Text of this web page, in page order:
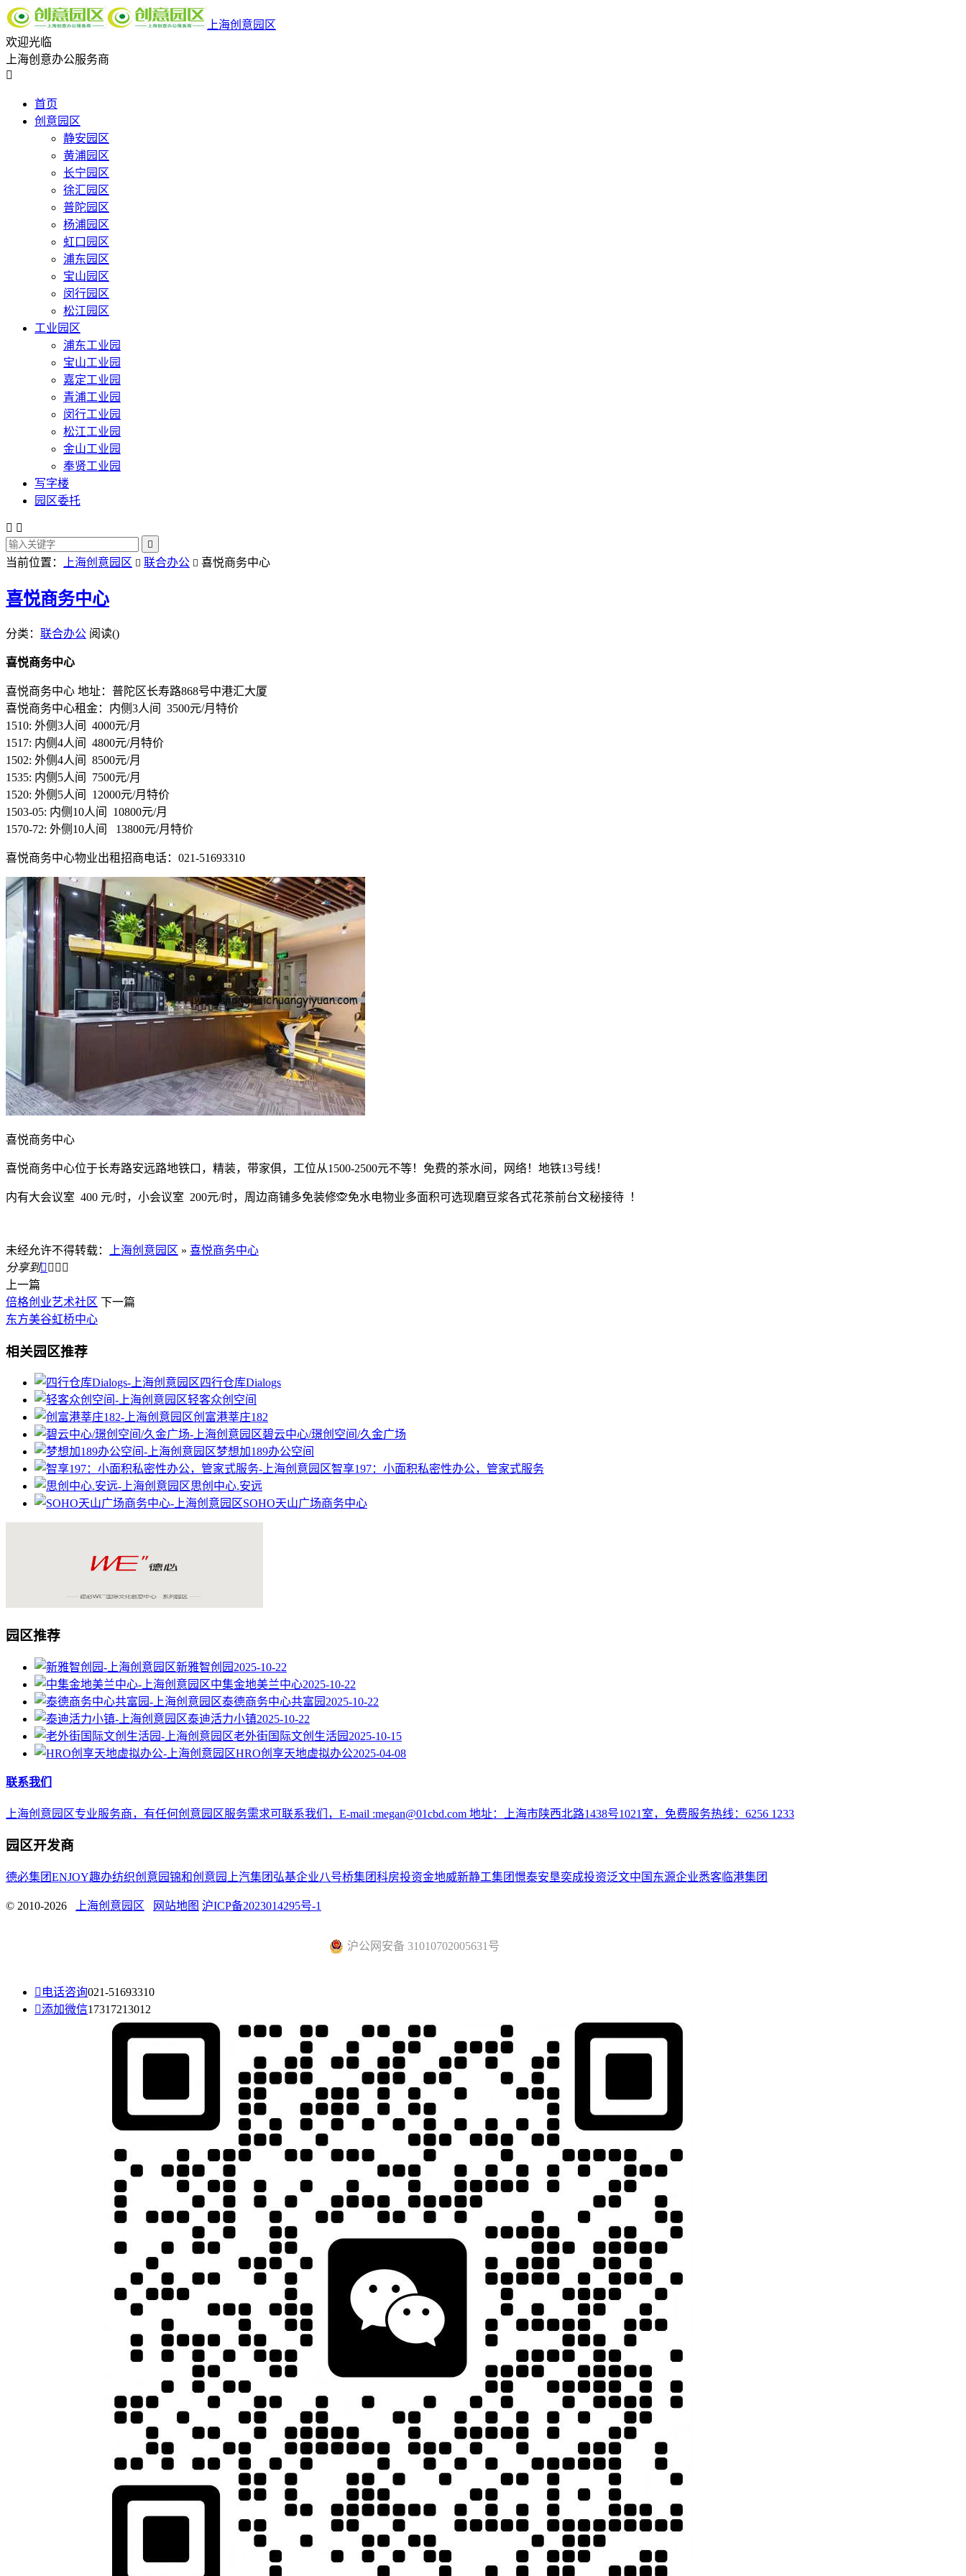
上海创意园区
欢迎光临
上海创意办公服务商

首页
创意园区
静安园区
黄浦园区
长宁园区
徐汇园区
普陀园区
杨浦园区
虹口园区
浦东园区
宝山园区
闵行园区
松江园区
工业园区
浦东工业园
宝山工业园
嘉定工业园
青浦工业园
闵行工业园
松江工业园
金山工业园
奉贤工业园
写字楼
园区委托
 

当前位置： 上海创意园区  联合办公  喜悦商务中心
喜悦商务中心
分类： 联合办公 阅读()
喜悦商务中心
喜悦商务中心 地址：普陀区长寿路868号中港汇大厦
喜悦商务中心租金：内侧3人间 3500元/月️特价
1510: 外侧3人间 4000元/月
1517: 内侧4人间 4800元/月️特价
1502: 外侧4人间 8500元/月
1535: 内侧5人间 7500元/月
1520: 外侧5人间 12000元/月️特价
1503-05: 内侧10人间 10800元/月
1570-72: 外侧10人间 13800元/月️特价
喜悦商务中心物业出租招商电话：021-51693310
喜悦商务中心
喜悦商务中心位于长寿路安远路地铁口，精装，带家俱，工位从1500-2500元不等！免费的茶水间，网络！地铁13号线！
内有大会议室 400 元/时，小会议室 200元/时，周边商铺多️免装修🙊免水电物业多面积可选现磨豆浆各式花茶前台文秘接待 ！
未经允许不得转载： 上海创意园区 » 喜悦商务中心
分享到   
上一篇
倍格创业艺术社区 下一篇
东方美谷虹桥中心
相关园区推荐
四行仓库Dialogs
轻客众创空间
创富港莘庄182
碧云中心/璟创空间/久金广场
梦想加189办公空间
智享197：小面积私密性办公，管家式服务
思创中心.安远
SOHO天山广场商务中心
园区推荐
新雅智创园 2025-10-22
中集金地美兰中心2025-10-22
泰德商务中心共富园 2025-10-22
泰迪活力小镇2025-10-22
老外街国际文创生活园 2025-10-15
HRO创享天地虚拟办公2025-04-08
联系我们
上海创意园区专业服务商，有任何创意园区服务需求可联系我们，E-mail :megan@01cbd.com 地址：上海市陕西北路1438号1021室，免费服务热线：6256 1233
园区开发商
德必集团ENJOY趣办纺织创意园锦和创意园 上汽集团 弘基企业八号桥集团科房投资金地威新静工集团憬泰安垦奕成投资泛文中国 东源企业悉客 临港集团
© 2010-2026 上海创意园区 网站地图 沪ICP备2023014295号-1
沪公网安备 31010702005631号
 电话咨询021-51693310
添加微信17317213012